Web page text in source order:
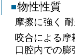
物性性質
摩擦に強く
咬合による摩
口腔内での